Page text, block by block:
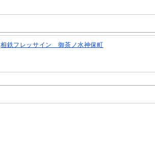
相鉄フレッサイン 御茶ノ水神保町